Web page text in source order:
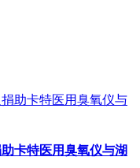
卡特医用臭氧仪与湖